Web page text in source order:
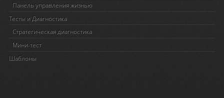
Панель управления жизнью
Тесты и Диагностика
Стратегическая диагностика
Мини-тест
Шаблоны